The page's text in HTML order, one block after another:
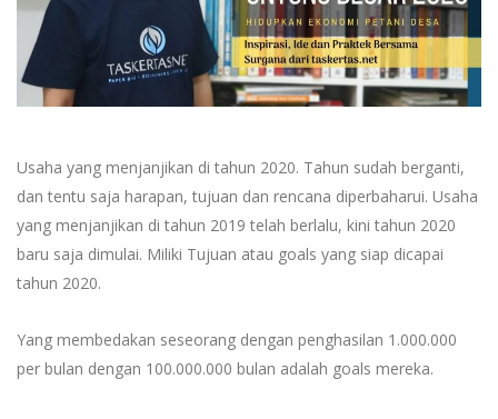
Usaha yang menjanjikan di tahun 2020. Tahun sudah berganti,
dan tentu saja harapan, tujuan dan rencana diperbaharui. Usaha
yang menjanjikan di tahun 2019 telah berlalu, kini tahun 2020
baru saja dimulai. Miliki Tujuan atau goals yang siap dicapai
tahun 2020.
Yang membedakan seseorang dengan penghasilan 1.000.000
per bulan dengan 100.000.000 bulan adalah goals mereka.